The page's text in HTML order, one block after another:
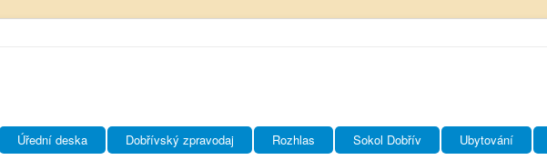
Úřední deska Dobřívský zpravodaj Rozhlas Sokol Dobřív Ubytování